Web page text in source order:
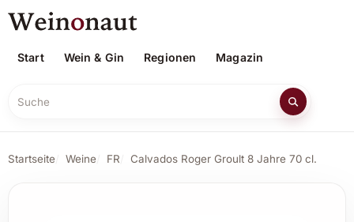
Start Wein & Gin Regionen Magazin
Suche
Startseite Weine FR Calvados Roger Groult 8 Jahre 70 cl.